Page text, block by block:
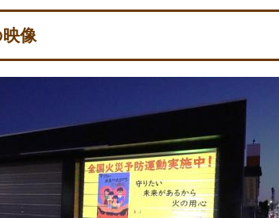
像